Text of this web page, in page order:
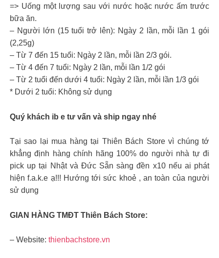
=> Uống một lượng sau với nước hoặc nước ấm trước
bữa ăn.
– Người lớn (15 tuổi trở lên): Ngày 2 lần, mỗi lần 1 gói
(2,25g)
– Từ 7 đến 15 tuổi: Ngày 2 lần, mỗi lần 2/3 gói.
– Từ 4 đến 7 tuổi: Ngày 2 lần, mỗi lần 1/2 gói
– Từ 2 tuổi đến dưới 4 tuổi: Ngày 2 lần, mỗi lần 1/3 gói
* Dưới 2 tuổi: Không sử dụng
Quý khách ib e tư vấn và ship ngay nhé
Tại sao lại mua hàng tại Thiên Bách Store vì chúng tớ
khẳng định hàng chính hãng 100% do người nhà tự đi
pick up tại Nhật và Đức Sẵn sàng đền x10 nếu ai phát
hiện f.a.k.e ạ!!! Hướng tới sức khoẻ , an toàn của người
sử dụng
GIAN HÀNG TMĐT Thiên Bách Store:
– Website: thienbachstore.vn